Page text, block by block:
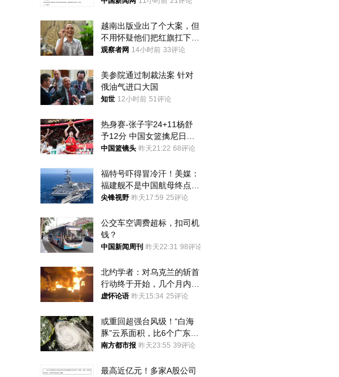
越南出版业出了个大案，但
不用怀疑他们把红旗扛下去
的决心
观察者网 14小时前 33评论
美参院通过制裁法案 针对
俄油气进口大国
知世 12小时前 51评论
热身赛-张子宇24+11杨舒
予12分 中国女篮擒尼日利
亚
中国篮镜头 昨天21:22 68评论
福特号吓得冒冷汗！美媒：
福建舰不是中国航母终点，
而是新起点！
尖锋视野 昨天17:59 25评论
公交车空调费超标，扣司机
钱？
中国新闻周刊 昨天22:31 98评论
北约学者：对乌克兰的斩首
行动终于开始，几个月内乌
将投降
虚怀论语 昨天15:34 25评论
或重回超强台风级！“白海
豚”云系面积，比6个广东还
大！深圳官方：注意这件事
南方都市报 昨天23:55 39评论
最高近亿元！多家A股公司